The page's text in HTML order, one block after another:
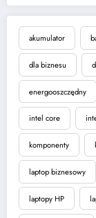
akumulator
dla biznesu
energooszczędny
intel core
komponenty
laptop biznesowy
laptopy HP